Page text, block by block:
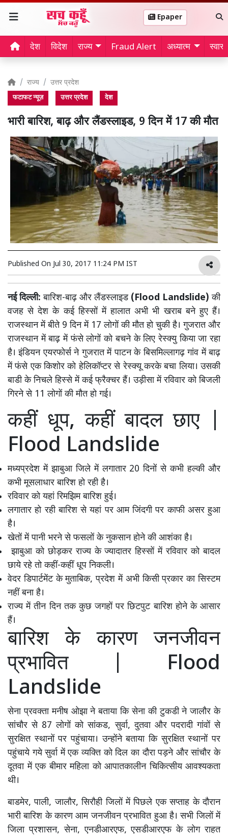
Epaper
देश विदेश राज्य Fraud Alert अध्यात्म
राज्य उत्तर प्रदेश
फटाफट न्यूज़ उत्तर प्रदेश देश
भारी बारिश, बाढ़ और लैंडस्लाइड, 9 दिन में 17 की मौत
Published On Jul 30, 2017 11:24 PM IST
नई दिल्ली: बारिश-बाढ़ और लैंडस्लाइड (Flood Landslide) की
वजह से देश के कई हिस्सों में हालात अभी भी खराब बने हुए हैं।
राजस्थान में बीते 9 दिन में 17 लोगों की मौत हो चुकी है। गुजरात और
राजस्थान में बाढ़ में फंसे लोगों को बचने के लिए रेस्क्यु किया जा रहा
है। इंडियन एयरफोर्स ने गुजरात में पाटन के बिसमिल्लागढ़ गांव में बाढ़
में फंसे एक किशोर को हेलिकॉप्टर से रेस्क्यू करके बचा लिया। उसकी
बाडी के निचले हिस्से में कई फ्रैक्चर हैं। उड़ीसा में रविवार को बिजली
गिरने से 11 लोगों की मौत हो गई।
कहीं धूप, कहीं बादल छाए |
Flood Landslide
मध्यप्रदेश में झाबुआ जिले में लगातार 20 दिनों से कभी हल्की और
कभी मूसलाधार बारिश हो रही है।
रविवार को यहां रिमझिम बारिश हुई।
लगातार हो रही बारिश से यहां पर आम जिंदगी पर काफी असर हुआ
है।
खेतों में पानी भरने से फसलों के नुकसान होने की आशंका है।
झाबुआ को छोड़कर राज्य के ज्यादातर हिस्सों में रविवार को बादल
छाये रहे तो कहीं-कहीं धूप निकली।
वेदर डिपार्टमेंट के मुताबिक, प्रदेश में अभी किसी प्रकार का सिस्टम
नहीं बना है।
राज्य में तीन दिन तक कुछ जगहों पर छिटपुट बारिश होने के आसार
हैं।
बारिश के कारण जनजीवन
प्रभावित | Flood
Landslide
सेना प्रवक्ता मनीष ओझा ने बताया कि सेना की टुकडी ने जालौर के
सांचौर से 87 लोगों को सांकड, सुर्वा, दुतवा और पदरादी गांवों से
सुरक्षित स्थानों पर पहुंचाया। उन्होंने बताया कि सुरक्षित स्थानों पर
पहुंचाये गये सुर्वा में एक व्यक्ति को दिल का दौरा पड़ने और सांचौर के
दूतवा में एक बीमार महिला को आपातकालीन चिकित्सीय आवश्यकता
थी।
बाडमेर, पाली, जालौर, सिरौही जिलों में पिछले एक सप्ताह के दौरान
भारी बारिश के कारण आम जनजीवन प्रभावित हुआ है। सभी जिलों में
जिला प्रशासन, सेना, एनडीआरएफ, एसडीआरएफ के लोग राहत